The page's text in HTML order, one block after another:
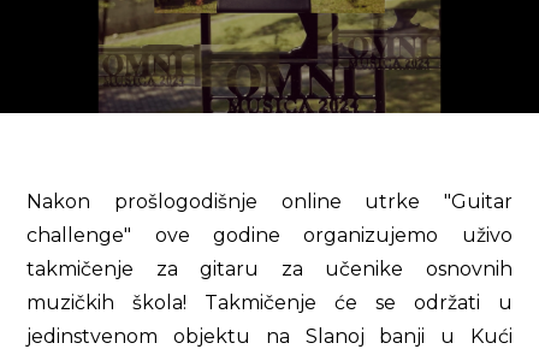
Nakon prošlogodišnje online utrke "Guitar
challenge" ove godine organizujemo uživo
takmičenje za gitaru za učenike osnovnih
muzičkih škola! Takmičenje će se održati u
jedinstvenom objektu na Slanoj banji u Kući